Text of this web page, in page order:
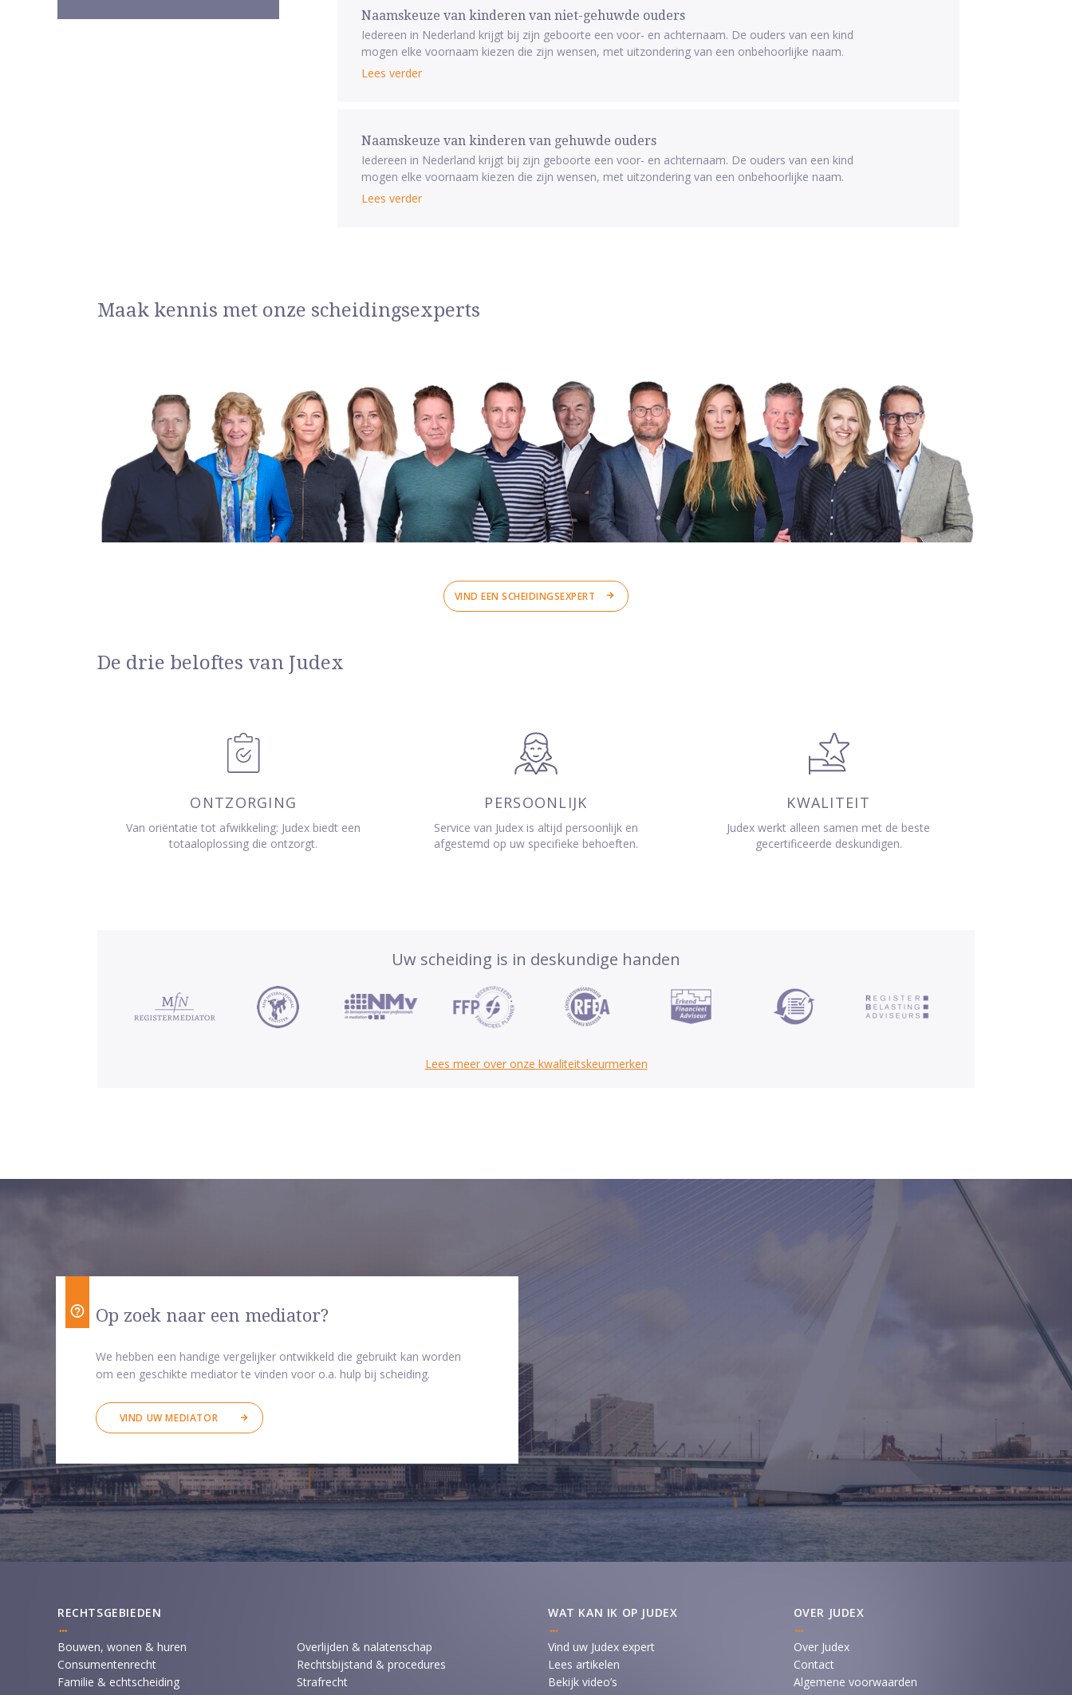
Naamskeuze van kinderen van niet-gehuwde ouders
Iedereen in Nederland krijgt bij zijn geboorte een voor- en achternaam. De ouders van een kind
mogen elke voornaam kiezen die zijn wensen, met uitzondering van een onbehoorlijke naam.
Lees verder
Naamskeuze van kinderen van gehuwde ouders
Iedereen in Nederland krijgt bij zijn geboorte een voor- en achternaam. De ouders van een kind
mogen elke voornaam kiezen die zijn wensen, met uitzondering van een onbehoorlijke naam.
Lees verder
Maak kennis met onze scheidingsexperts
VIND EEN SCHEIDINGSEXPERT
De drie beloftes van Judex
ONTZORGING
Van oriëntatie tot afwikkeling: Judex biedt een
totaaloplossing die ontzorgt.
PERSOONLIJK
Service van Judex is altijd persoonlijk en
afgestemd op uw specifieke behoeften.
KWALITEIT
Judex werkt alleen samen met de beste
gecertificeerde deskundigen.
Uw scheiding is in deskundige handen
Lees meer over onze kwaliteitskeurmerken
Op zoek naar een mediator?
We hebben een handige vergelijker ontwikkeld die gebruikt kan worden
om een geschikte mediator te vinden voor o.a. hulp bij scheiding.
VIND UW MEDIATOR
RECHTSGEBIEDEN
Bouwen, wonen & huren
Consumentenrecht
Familie & echtscheiding
Overlijden & nalatenschap
Rechtsbijstand & procedures
Strafrecht
WAT KAN IK OP JUDEX
Vind uw Judex expert
Lees artikelen
Bekijk video’s
OVER JUDEX
Over Judex
Contact
Algemene voorwaarden